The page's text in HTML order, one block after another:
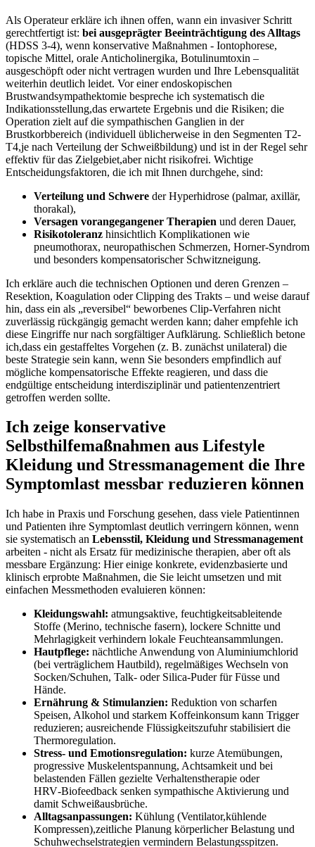
Als Operateur erkläre ich ihnen offen, wann ein invasiver⁣ Schritt​
gerechtfertigt ist: bei ausgeprägter Beeinträchtigung⁣ des Alltags
(HDSS⁣ 3-4), wenn konservative Maßnahmen -⁣ Iontophorese,
topische Mittel, orale Anticholinergika, Botulinumtoxin –
ausgeschöpft⁢ oder nicht vertragen wurden und Ihre Lebensqualität
weiterhin deutlich ‍leidet. Vor einer⁢ endoskopischen‍
Brustwandsympathektomie bespreche ich systematisch die⁢
Indikationsstellung,das erwartete⁤ Ergebnis und‌ die Risiken; die
Operation zielt ​auf ‍die ‍sympathischen‌ Ganglien ​in‌ der
Brustkorbbereich (individuell üblicherweise‌ in den⁣ Segmenten ⁤T2-
T4,je nach Verteilung der ​Schweißbildung) und ist in ⁢der Regel sehr
effektiv für das Zielgebiet,aber nicht‌ risikofrei. Wichtige
Entscheidungsfaktoren,⁤ die ⁢ich mit ⁢Ihnen⁤ durchgehe, sind:
Verteilung und ​Schwere der Hyperhidrose (palmar, axillär,⁢
thorakal),
Versagen‌ vorangegangener Therapien und deren Dauer,
Risikotoleranz hinsichtlich Komplikationen wie
pneumothorax, neuropathischen⁤ Schmerzen, Horner-Syndrom
und besonders kompensatorischer Schwitzneigung.
Ich erkläre auch die technischen ⁣Optionen ‌und deren Grenzen⁤ –
Resektion, ​Koagulation ‍oder Clipping des Trakts⁣ – und⁣ weise darauf
⁣hin, dass ⁤ein‌ als ⁣„reversibel“ beworbenes Clip-Verfahren nicht
zuverlässig rückgängig​ gemacht werden kann; daher empfehle ich
diese Eingriffe nur nach ​sorgfältiger Aufklärung. ​Schließlich betone
ich,dass ‍ein gestaffeltes Vorgehen (z. B. zunächst ⁤unilateral) die
beste Strategie sein kann, wenn ‍Sie besonders empfindlich auf
mögliche‌ kompensatorische Effekte‍ reagieren, und​ dass ‌die​
endgültige‍ entscheidung interdisziplinär und patientenzentriert
getroffen werden sollte.
Ich zeige konservative
Selbsthilfemaßnahmen‌ aus⁢ Lifestyle
⁤Kleidung und Stressmanagement die Ihre
Symptomlast messbar reduzieren können
Ich habe⁣ in Praxis und Forschung‌ gesehen, dass viele Patientinnen
und ⁣Patienten ihre Symptomlast deutlich‌ verringern können, wenn
sie⁤ systematisch‌ an Lebensstil, Kleidung ⁣und Stressmanagement
arbeiten -⁣ nicht als Ersatz für medizinische ⁢therapien, ‍aber oft als
messbare‍ Ergänzung: Hier einige konkrete, evidenzbasierte und
klinisch erprobte ⁢Maßnahmen, die Sie leicht umsetzen und mit
einfachen‍ Messmethoden evaluieren können:
Kleidungswahl: atmungsaktive, feuchtigkeitsableitende
Stoffe (Merino,‌ technische fasern), lockere⁢ Schnitte und
Mehrlagigkeit verhindern lokale Feuchteansammlungen.
Hautpflege: nächtliche Anwendung von Aluminiumchlorid
(bei verträglichem ‌Hautbild), regelmäßiges Wechseln von
Socken/Schuhen, ⁣Talk- oder Silica‑Puder für Füsse und
Hände.
Ernährung ​& ​Stimulanzien: Reduktion von scharfen⁣
Speisen, ⁢Alkohol und starkem Koffeinkonsum kann Trigger
reduzieren; ausreichende Flüssigkeitszufuhr stabilisiert die
Thermoregulation.
Stress- und Emotionsregulation: kurze Atemübungen,
progressive Muskelentspannung, Achtsamkeit und bei
belastenden Fällen gezielte​ Verhaltenstherapie oder
⁤HRV‑Biofeedback senken sympathische⁢ Aktivierung und
damit Schweißausbrüche.
Alltagsanpassungen: Kühlung (Ventilator,kühlende
⁤Kompressen),zeitliche⁣ Planung körperlicher ⁢Belastung ‍und‌
Schuhwechselstrategien vermindern ‌Belastungsspitzen.